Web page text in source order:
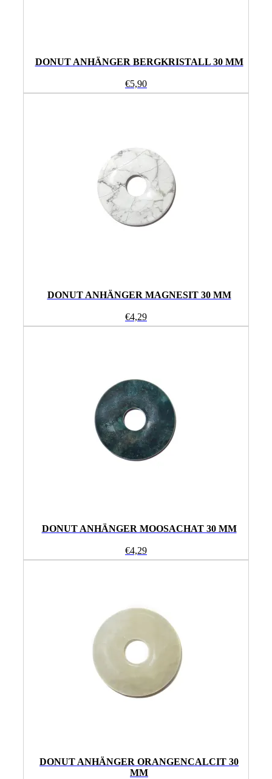
DONUT ANHÄNGER BERGKRISTALL 30 MM
€5,90
DONUT ANHÄNGER MAGNESIT 30 MM
€4,29
DONUT ANHÄNGER MOOSACHAT 30 MM
€4,29
DONUT ANHÄNGER ORANGENCALCIT 30
MM